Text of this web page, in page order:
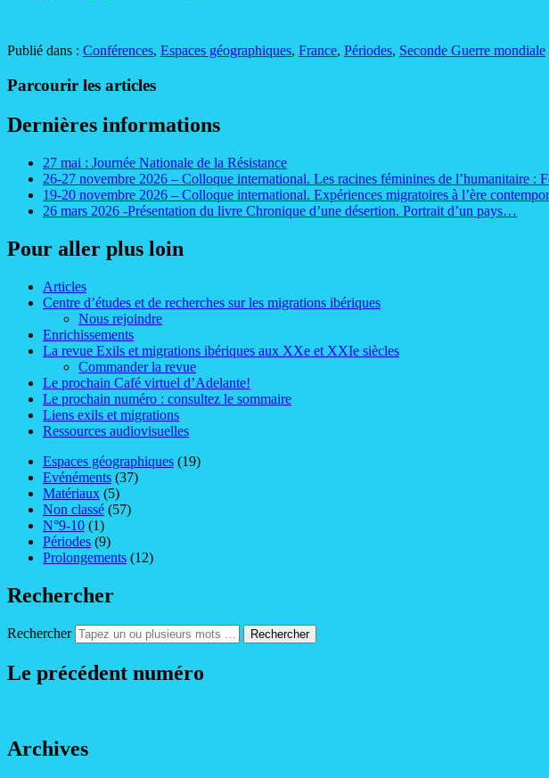
Publié dans : Conférences, Espaces géographiques, France, Périodes, Seconde Guerre mondiale
Parcourir les articles
Dernières informations
27 mai : Journée Nationale de la Résistance
26-27 novembre 2026 – Colloque international. Les racines féminines de l’humanitaire :
19-20 novembre 2026 – Colloque international. Expériences migratoires à l’ère
26 mars 2026 -Présentation du livre Chronique d’une désertion. Portrait d’un pays…
Pour aller plus loin
Articles
Centre d’études et de recherches sur les migrations ibériques
Nous rejoindre
Enrichissements
La revue Exils et migrations ibériques aux XXe et XXIe siècles
Commander la revue
Le prochain Café virtuel d’Adelante!
Le prochain numéro : consultez le sommaire
Liens exils et migrations
Ressources audiovisuelles
Espaces géographiques (19)
Evénéments (37)
Matériaux (5)
Non classé (57)
N°9-10 (1)
Périodes (9)
Prolongements (12)
Rechercher
Rechercher
Le précédent numéro
Archives